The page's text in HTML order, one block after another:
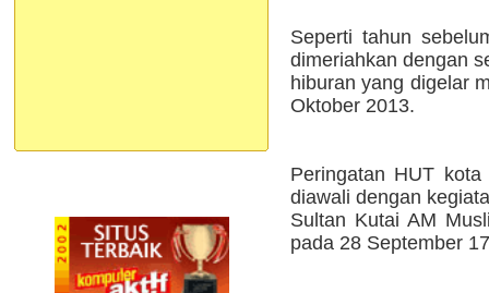
Seperti tahun
dimeriahkan dengan
hiburan yang digelar
Oktober 2013.
Peringatan HUT
diawali dengan
Sultan Kutai AM
pada 28 September